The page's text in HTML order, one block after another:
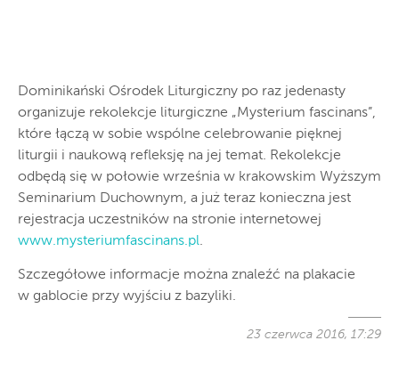
Dominikański Ośrodek Liturgiczny po raz jedenasty
organizuje rekolekcje liturgiczne „Mysterium fascinans”,
które łączą w sobie wspólne celebrowanie pięknej
liturgii i naukową refleksję na jej temat. Rekolekcje
odbędą się w połowie września w krakowskim Wyższym
Seminarium Duchownym, a już teraz konieczna jest
rejestracja uczestników na stronie internetowej
www.mysteriumfascinans.pl.
Szczegółowe informacje można znaleźć na plakacie
w gablocie przy wyjściu z bazyliki.
23 czerwca 2016, 17:29